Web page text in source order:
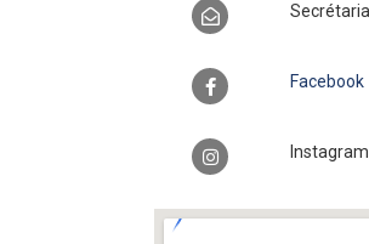
Facebook
Instagram